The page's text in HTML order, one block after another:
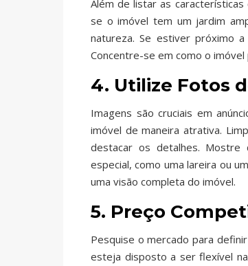
Além de listar as
se o imóvel tem um jardim
natureza. Se estiver próximo a
Concentre-se em como o
4. Utilize Fotos
Imagens são cruciais em
imóvel de maneira atrativa.
destacar os detalhes. Mostre
especial, como uma lareira ou
uma visão completa do imóvel.
5. Preço
Pesquise o mercado para
esteja disposto a ser flexível